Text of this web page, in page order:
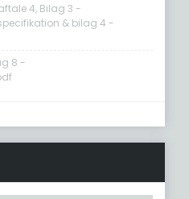
4, Bilag 3 -
& bilag 4 -
8 -